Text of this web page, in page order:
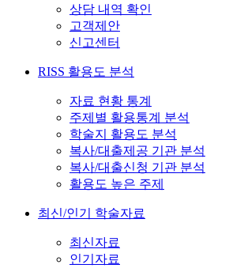
상담 내역 확인
고객제안
신고센터
RISS 활용도 분석
자료 현황 통계
주제별 활용통계 분석
학술지 활용도 분석
복사/대출제공 기관 분석
복사/대출신청 기관 분석
활용도 높은 주제
최신/인기 학술자료
최신자료
인기자료